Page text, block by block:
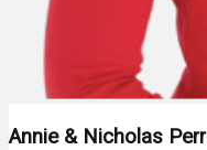
Annie & Nicholas